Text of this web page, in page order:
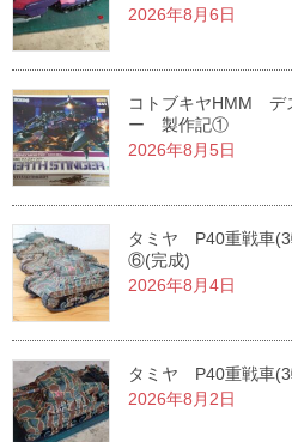
2026年8月6日
コトブキヤHMM デ
ー 製作記①
2026年8月5日
タミヤ P40重戦車
⑥(完成)
2026年8月4日
タミヤ P40重戦車
2026年8月2日